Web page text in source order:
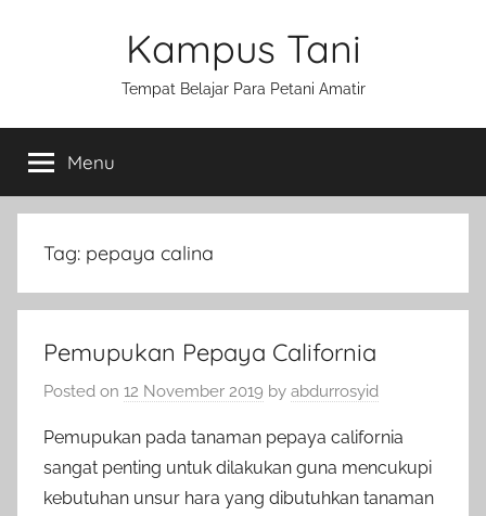
Kampus Tani
Tempat Belajar Para Petani Amatir
Menu
Tag: pepaya calina
Pemupukan Pepaya California
Posted on 12 November 2019 by abdurrosyid
Pemupukan pada tanaman pepaya california
sangat penting untuk dilakukan guna mencukupi
kebutuhan unsur hara yang dibutuhkan tanaman